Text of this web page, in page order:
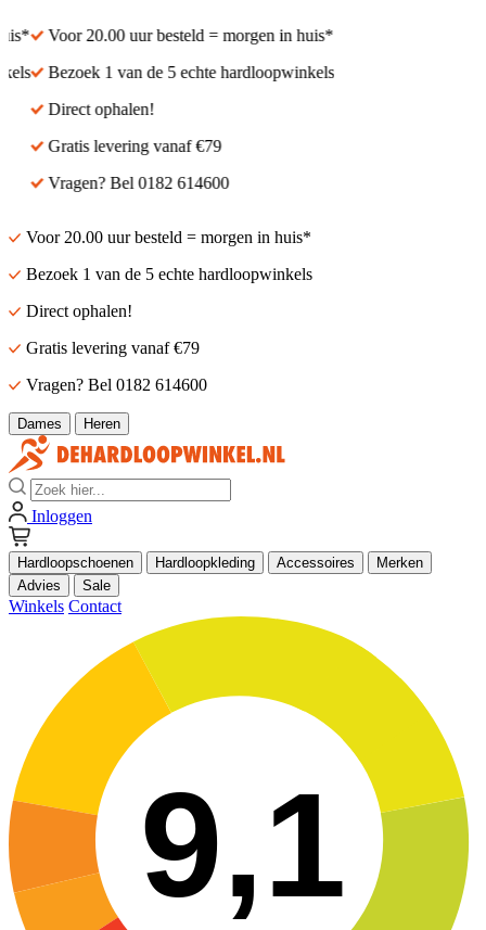
Voor 20.00 uur besteld = morgen in huis*
Bezoek 1 van de 5 echte hardloopwinkels
Direct ophalen!
Gratis levering vanaf €79
Vragen? Bel 0182 614600
Voor 20.00 uur besteld = morgen in huis*
Bezoek 1 van de 5 echte hardloopwinkels
Direct ophalen!
Gratis levering vanaf €79
Vragen? Bel 0182 614600
Dames Heren
Zoek
Inloggen
Hardloopschoenen Hardloopkleding Accessoires
Merken
Advies
Sale
Winkels Contact
9,1